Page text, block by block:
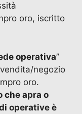
oro, iscritto
operativa”
negozio
oro.
che apra o
operative è